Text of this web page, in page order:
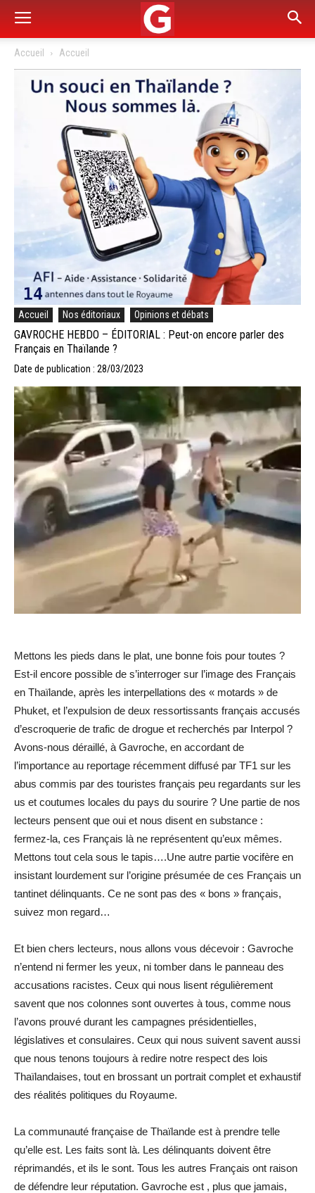
Accueil Accueil
Accueil Nos éditoriaux Opinions et débats
GAVROCHE HEBDO – ÉDITORIAL : Peut-on encore parler des
Français en Thaïlande ?
Date de publication : 28/03/2023
Mettons les pieds dans le plat, une bonne fois pour toutes ?
Est-il encore possible de s’interroger sur l’image des Français
en Thaïlande, après les interpellations des « motards » de
Phuket, et l’expulsion de deux ressortissants français accusés
d’escroquerie de trafic de drogue et recherchés par Interpol ?
Avons-nous déraillé, à Gavroche, en accordant de
l’importance au reportage récemment diffusé par TF1 sur les
abus commis par des touristes français peu regardants sur les
us et coutumes locales du pays du sourire ? Une partie de nos
lecteurs pensent que oui et nous disent en substance :
fermez-la, ces Français là ne représentent qu’eux mêmes.
Mettons tout cela sous le tapis….Une autre partie vocifère en
insistant lourdement sur l’origine présumée de ces Français un
tantinet délinquants. Ce ne sont pas des « bons » français,
suivez mon regard…
Et bien chers lecteurs, nous allons vous décevoir : Gavroche
n’entend ni fermer les yeux, ni tomber dans le panneau des
accusations racistes. Ceux qui nous lisent régulièrement
savent que nos colonnes sont ouvertes à tous, comme nous
l’avons prouvé durant les campagnes présidentielles,
législatives et consulaires. Ceux qui nous suivent savent aussi
que nous tenons toujours à redire notre respect des lois
Thaïlandaises, tout en brossant un portrait complet et exhaustif
des réalités politiques du Royaume.
La communauté française de Thaïlande est à prendre telle
qu’elle est. Les faits sont là. Les délinquants doivent être
réprimandés, et ils le sont. Tous les autres Français ont raison
de défendre leur réputation. Gavroche est , plus que jamais,